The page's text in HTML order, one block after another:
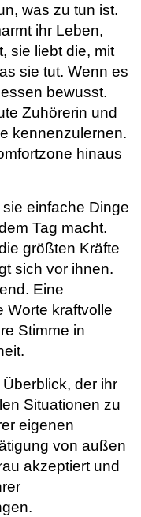
was zu tun ist.
ihr Leben,
sie liebt die, mit
sie tut. Wenn es
bewusst.
Zuhörerin und
kennenzulernen.
hinaus
einfache Dinge
Tag macht.
größten Kräfte
sich vor ihnen.
Eine
Worte kraftvolle
Stimme in
der ihr
Situationen zu
eigenen
von außen
akzeptiert und